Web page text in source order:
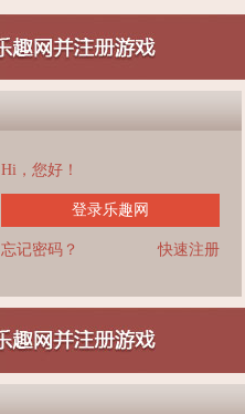
Hi，您好！
登录乐趣网
快速注册
忘记密码？